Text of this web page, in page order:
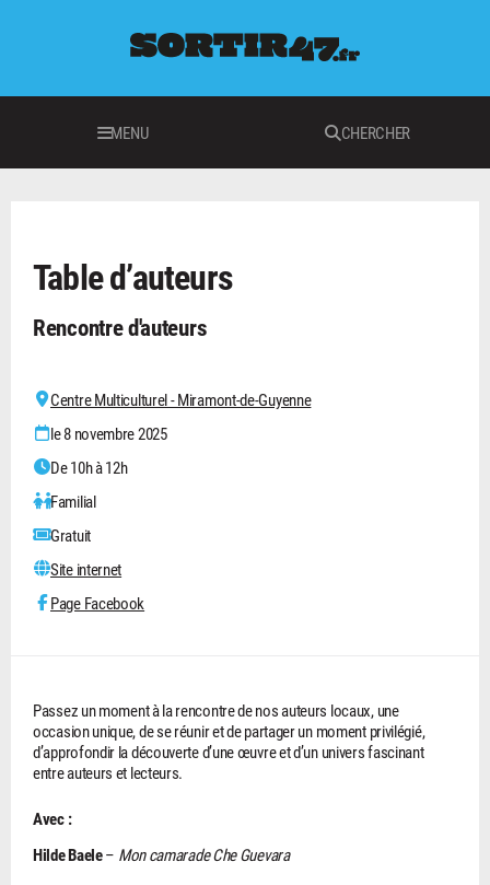
MENU CHERCHER
Table d’auteurs
Rencontre d'auteurs
Centre Multiculturel - Miramont-de-Guyenne
le 8 novembre 2025
De 10h à 12h
Familial
Gratuit
Site internet
Page Facebook
Passez un moment à la rencontre de nos auteurs locaux, une
occasion unique, de se réunir et de partager un moment privilégié,
d’approfondir la découverte d’une œuvre et d’un univers fascinant
entre auteurs et lecteurs.
Avec :
Hilde Baele– Mon camarade Che Guevara